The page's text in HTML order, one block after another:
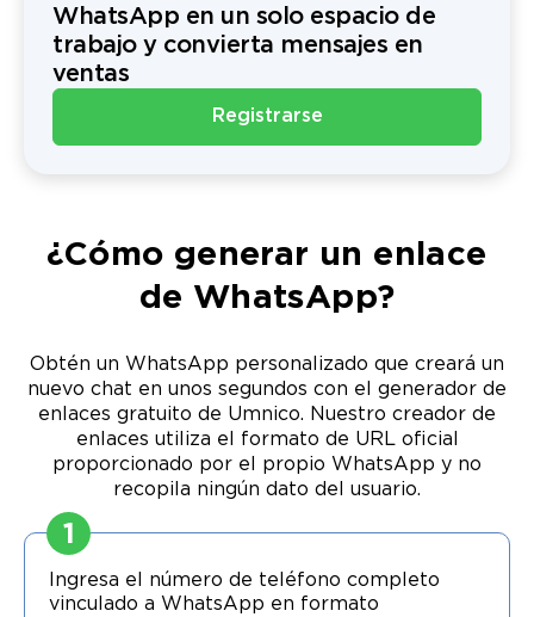
WhatsApp en un solo espacio de
trabajo y convierta mensajes en
ventas
Registrarse
¿Cómo generar un enlace
de WhatsApp?
Obtén un WhatsApp personalizado que creará un
nuevo chat en unos segundos con el generador de
enlaces gratuito de Umnico. Nuestro creador de
enlaces utiliza el formato de URL oficial
proporcionado por el propio WhatsApp y no
recopila ningún dato del usuario.
1
Ingresa el número de teléfono completo
vinculado a WhatsApp en formato